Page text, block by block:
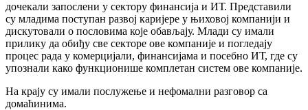
дочекали запослени у сектору финансија и ИТ. Представили
су младима поступан развој каријере у њиховој компанији и
дискутовали о пословима које обављају. Млади су имали
прилику да обиђу све секторе ове компаније и погледају
процес рада у комерцијали, финaнсијама и посебно ИТ, где су
упознали како функционише комплетан систем ове компаније.
На крају су имали послужење и нефомални разговор са
домаћинима.